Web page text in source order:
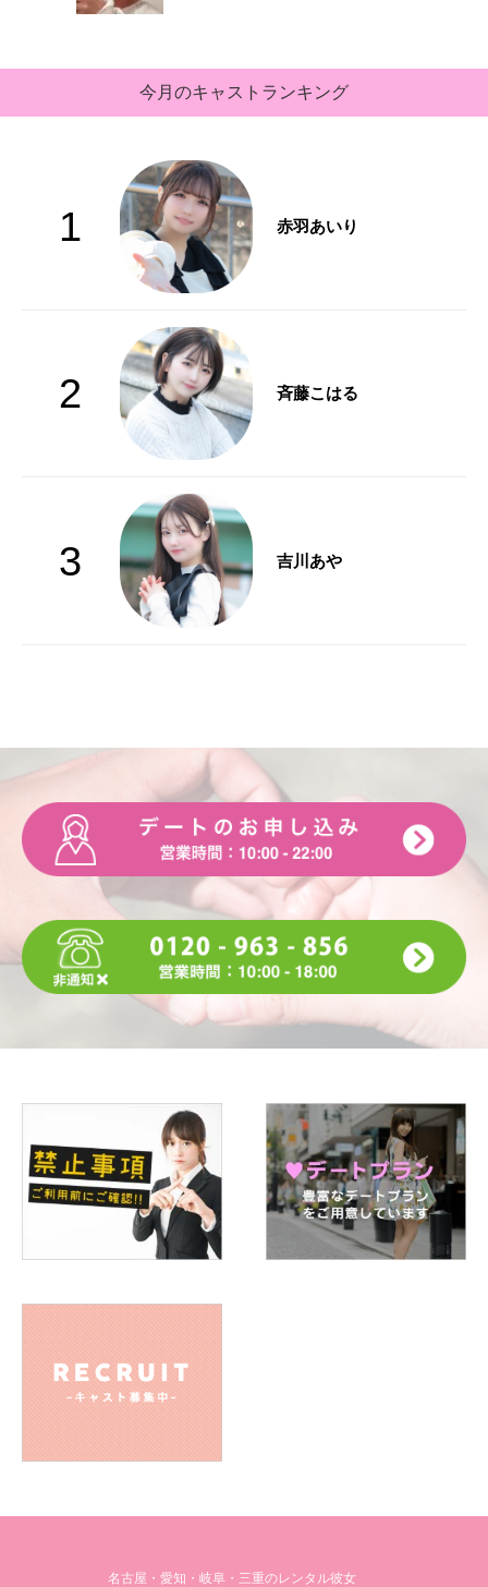
今月のキャストランキング
1 赤羽あいり
2 斉藤こはる
3 吉川あや
名古屋・愛知・岐阜・三重のレンタル彼女